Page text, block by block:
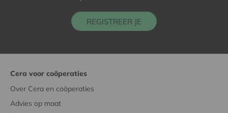
REGISTREER JE
Cera voor coöperaties
Over Cera en coöperaties
Advies op maat